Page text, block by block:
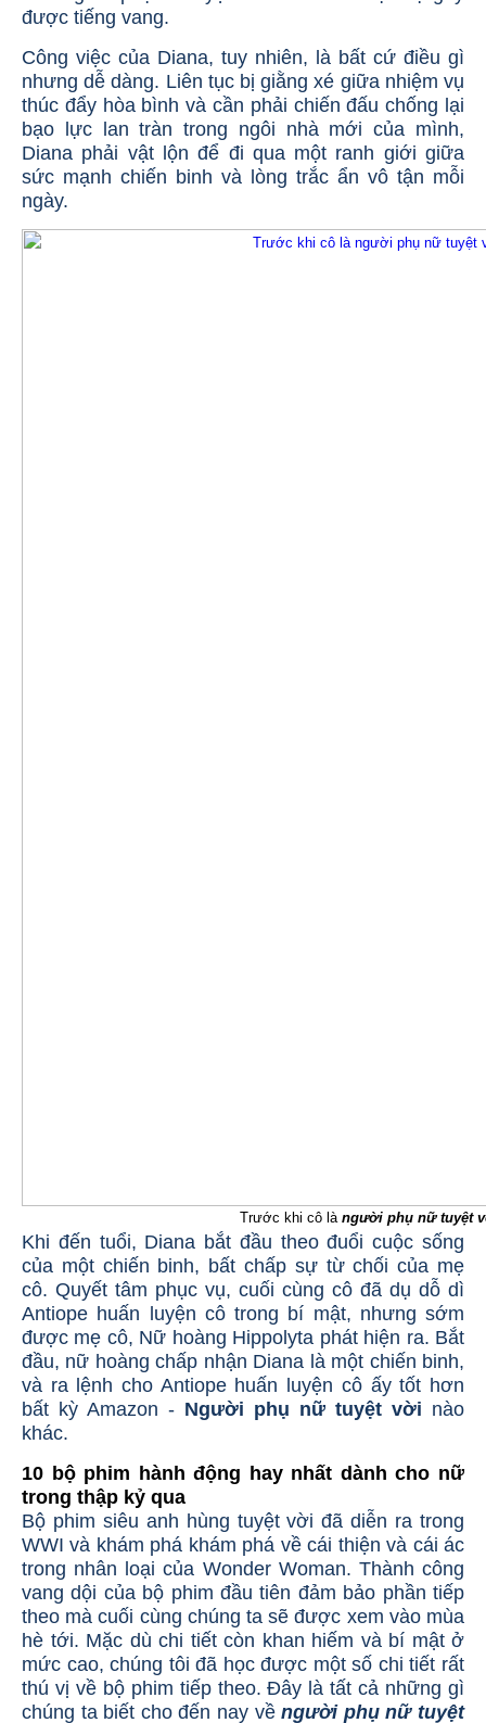
được tiếng vang.
Công việc của Diana, tuy nhiên, là bất cứ điều gì
nhưng dễ dàng. Liên tục bị giằng xé giữa nhiệm vụ
thúc đẩy hòa bình và cần phải chiến đấu chống lại
bạo lực lan tràn trong ngôi nhà mới của mình,
Diana phải vật lộn để đi qua một ranh giới giữa
sức mạnh chiến binh và lòng trắc ẩn vô tận mỗi
ngày.
Trước khi cô là người phụ nữ tuyệt
Khi đến tuổi, Diana bắt đầu theo đuổi cuộc sống
của một chiến binh, bất chấp sự từ chối của mẹ
cô. Quyết tâm phục vụ, cuối cùng cô đã dụ dỗ dì
Antiope huấn luyện cô trong bí mật, nhưng sớm
được mẹ cô, Nữ hoàng Hippolyta phát hiện ra. Bắt
đầu, nữ hoàng chấp nhận Diana là một chiến binh,
và ra lệnh cho Antiope huấn luyện cô ấy tốt hơn
bất kỳ Amazon - Người phụ nữ tuyệt vời nào
khác.
10 bộ phim hành động hay nhất dành cho nữ
trong thập kỷ qua
Bộ phim siêu anh hùng tuyệt vời đã diễn ra trong
WWI và khám phá khám phá về cái thiện và cái ác
trong nhân loại của Wonder Woman. Thành công
vang dội của bộ phim đầu tiên đảm bảo phần tiếp
theo mà cuối cùng chúng ta sẽ được xem vào mùa
hè tới. Mặc dù chi tiết còn khan hiếm và bí mật ở
mức cao, chúng tôi đã học được một số chi tiết rất
thú vị về bộ phim tiếp theo. Đây là tất cả những gì
chúng ta biết cho đến nay vềngười phụ nữ tuyệt